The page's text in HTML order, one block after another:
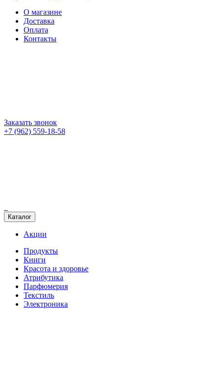
О магазине
Доставка
Оплата
Контакты
Заказать звонок
+7 (962) 559-18-58
Каталог
Акции
Продукты
Книги
Красота и здоровье
Атрибутика
Парфюмерия
Текстиль
Электроника